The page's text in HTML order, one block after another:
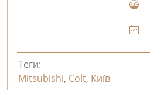
Теги:
Mitsubishi, Colt, Київ